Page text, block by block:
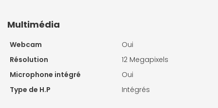
Multimédia
Webcam
Oui
Résolution
12 Megapixels
Microphone intégré
Oui
Type de H.P
Intégrés